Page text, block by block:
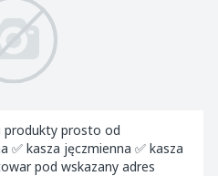
produkty prosto od
✅ kasza jęczmienna ✅ kasza
pod wskazany adres